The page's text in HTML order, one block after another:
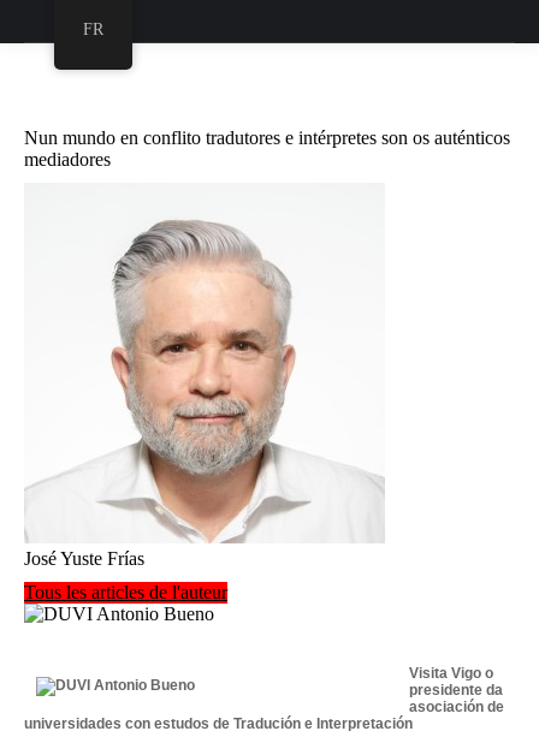
Nun mundo en conflito tradutores e intérpretes son os auténticos
mediadores
José Yuste Frías
Tous les articles de l'auteur
Visita Vigo o
presidente da
asociación de
universidades con estudos de Tradución e Interpretación
FR